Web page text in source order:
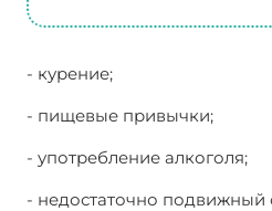
- курение;
- пищевые привычки;
- употребление алкоголя;
- недостаточно подвижный